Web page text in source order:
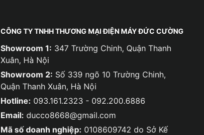
CÔNG TY TNHH THƯƠNG MẠI ĐIỆN MÁY ĐỨC CƯỜNG
Showroom 1: 347 Trường Chinh, Quận Thanh
Xuân, Hà Nội
Showroom 2: Số 339 ngõ 10 Trường Chinh,
Quận Thanh Xuân, Hà Nội
Hotline: 093.161.2323 - 092.200.6886
Email: ducco8668@gmail.com
Mã số doanh nghiệp: 0108609742 do Sở Kế